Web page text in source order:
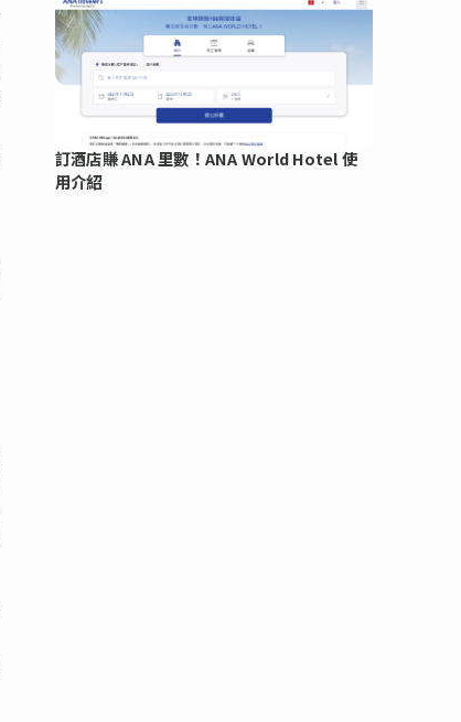
訂酒店賺 ANA 里數！ANA World Hotel 使
用介紹